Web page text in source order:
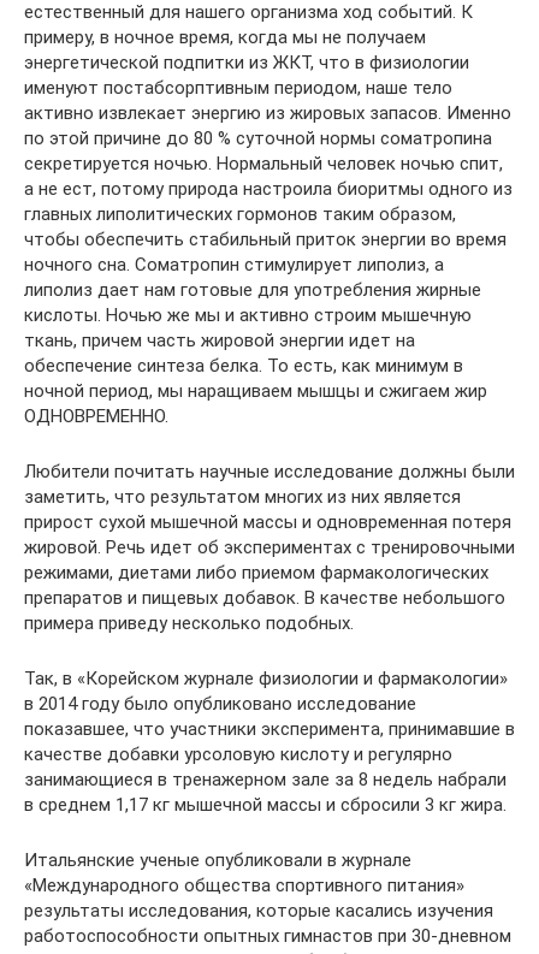
естественный для нашего организма ход событий. К
примеру, в ночное время, когда мы не получаем
энергетической подпитки из ЖКТ, что в физиологии
именуют постабсорптивным периодом, наше тело
активно извлекает энергию из жировых запасов. Именно
по этой причине до 80 % суточной нормы соматропина
секретируется ночью. Нормальный человек ночью спит,
а не ест, потому природа настроила биоритмы одного из
главных липолитических гормонов таким образом,
чтобы обеспечить стабильный приток энергии во время
ночного сна. Соматропин стимулирует липолиз, а
липолиз дает нам готовые для употребления жирные
кислоты. Ночью же мы и активно строим мышечную
ткань, причем часть жировой энергии идет на
обеспечение синтеза белка. То есть, как минимум в
ночной период, мы наращиваем мышцы и сжигаем жир
ОДНОВРЕМЕННО.
Любители почитать научные исследование должны были
заметить, что результатом многих из них является
прирост сухой мышечной массы и одновременная потеря
жировой. Речь идет об экспериментах с тренировочными
режимами, диетами либо приемом фармакологических
препаратов и пищевых добавок. В качестве небольшого
примера приведу несколько подобных.
Так, в «Корейском журнале физиологии и фармакологии»
в 2014 году было опубликовано исследование
показавшее, что участники эксперимента, принимавшие в
качестве добавки урсоловую кислоту и регулярно
занимающиеся в тренажерном зале за 8 недель набрали
в среднем 1,17 кг мышечной массы и сбросили 3 кг жира.
Итальянские ученые опубликовали в журнале
«Международного общества спортивного питания»
результаты исследования, которые касались изучения
работоспособности опытных гимнастов при 30-дневном